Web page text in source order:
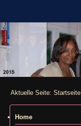
Aktuelle Seite: Startseite
Home